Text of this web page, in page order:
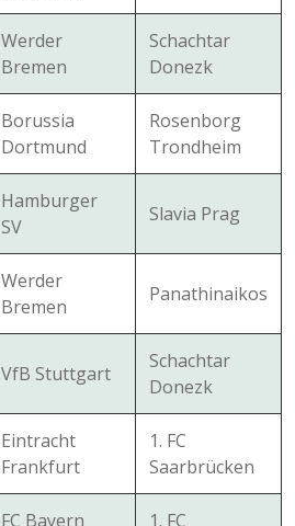
Werder
Bremen
Schachtar
Donezk
Borussia
Dortmund
Rosenborg
Trondheim
Hamburger
SV
Slavia Prag
Werder
Bremen
Panathinaikos
VfB Stuttgart
Schachtar
Donezk
Eintracht
Frankfurt
1. FC
Saarbrücken
FC Bayern
1. FC